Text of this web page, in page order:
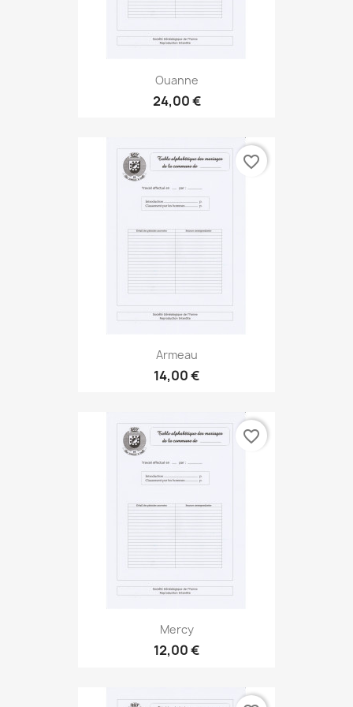
Ouanne
24,00 €
Armeau
14,00 €
favorite_border
Mercy
12,00 €
favorite_border